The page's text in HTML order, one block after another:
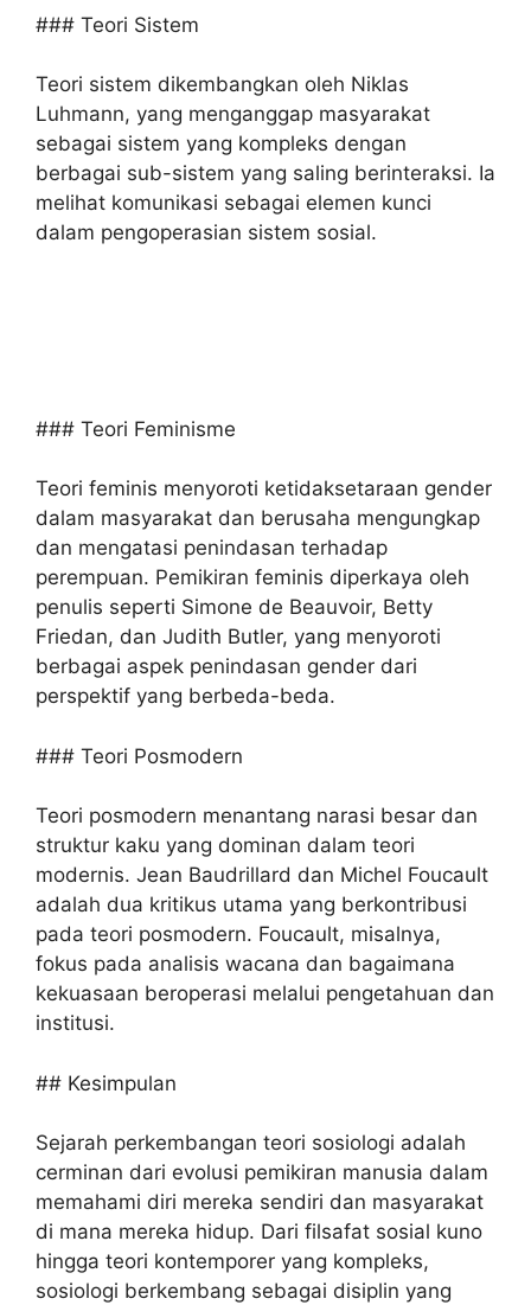
### Teori Sistem
Teori sistem dikembangkan oleh Niklas
Luhmann, yang menganggap masyarakat
sebagai sistem yang kompleks dengan
berbagai sub-sistem yang saling berinteraksi. Ia
melihat komunikasi sebagai elemen kunci
dalam pengoperasian sistem sosial.
### Teori Feminisme
Teori feminis menyoroti ketidaksetaraan gender
dalam masyarakat dan berusaha mengungkap
dan mengatasi penindasan terhadap
perempuan. Pemikiran feminis diperkaya oleh
penulis seperti Simone de Beauvoir, Betty
Friedan, dan Judith Butler, yang menyoroti
berbagai aspek penindasan gender dari
perspektif yang berbeda-beda.
### Teori Posmodern
Teori posmodern menantang narasi besar dan
struktur kaku yang dominan dalam teori
modernis. Jean Baudrillard dan Michel Foucault
adalah dua kritikus utama yang berkontribusi
pada teori posmodern. Foucault, misalnya,
fokus pada analisis wacana dan bagaimana
kekuasaan beroperasi melalui pengetahuan dan
institusi.
## Kesimpulan
Sejarah perkembangan teori sosiologi adalah
cerminan dari evolusi pemikiran manusia dalam
memahami diri mereka sendiri dan masyarakat
di mana mereka hidup. Dari filsafat sosial kuno
hingga teori kontemporer yang kompleks,
sosiologi berkembang sebagai disiplin yang